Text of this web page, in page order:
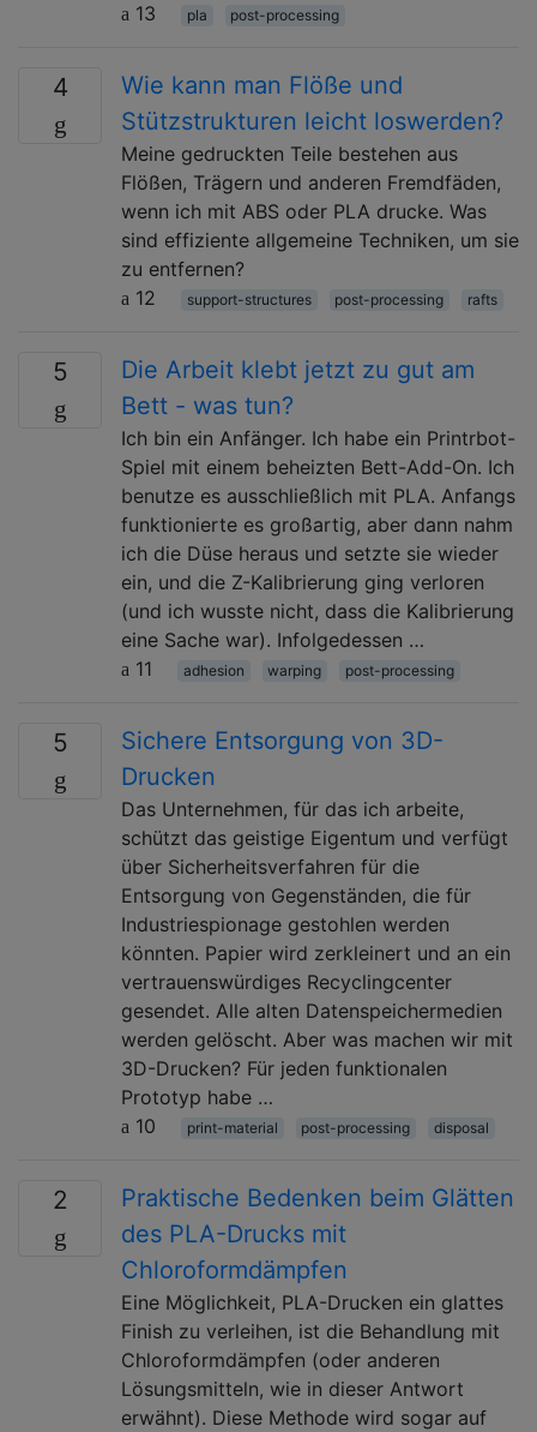
13 pla post-processing
4
Wie kann man Flöße und
Stützstrukturen leicht loswerden?
Meine gedruckten Teile bestehen aus
Flößen, Trägern und anderen Fremdfäden,
wenn ich mit ABS oder PLA drucke. Was
sind effiziente allgemeine Techniken, um sie
zu entfernen?
12
support-structures post-processing rafts
5
Die Arbeit klebt jetzt zu gut am
Bett - was tun?
Ich bin ein Anfänger. Ich habe ein Printrbot-
Spiel mit einem beheizten Bett-Add-On. Ich
benutze es ausschließlich mit PLA. Anfangs
funktionierte es großartig, aber dann nahm
ich die Düse heraus und setzte sie wieder
ein, und die Z-Kalibrierung ging verloren
(und ich wusste nicht, dass die Kalibrierung
eine Sache war). Infolgedessen …
11
adhesion warping post-processing
5
Sichere Entsorgung von 3D-
Drucken
Das Unternehmen, für das ich arbeite,
schützt das geistige Eigentum und verfügt
über Sicherheitsverfahren für die
Entsorgung von Gegenständen, die für
Industriespionage gestohlen werden
könnten. Papier wird zerkleinert und an ein
vertrauenswürdiges Recyclingcenter
gesendet. Alle alten Datenspeichermedien
werden gelöscht. Aber was machen wir mit
3D-Drucken? Für jeden funktionalen
Prototyp habe …
10
print-material post-processing disposal
2
Praktische Bedenken beim Glätten
des PLA-Drucks mit
Chloroformdämpfen
Eine Möglichkeit, PLA-Drucken ein glattes
Finish zu verleihen, ist die Behandlung mit
Chloroformdämpfen (oder anderen
Lösungsmitteln, wie in dieser Antwort
erwähnt). Diese Methode wird sogar auf